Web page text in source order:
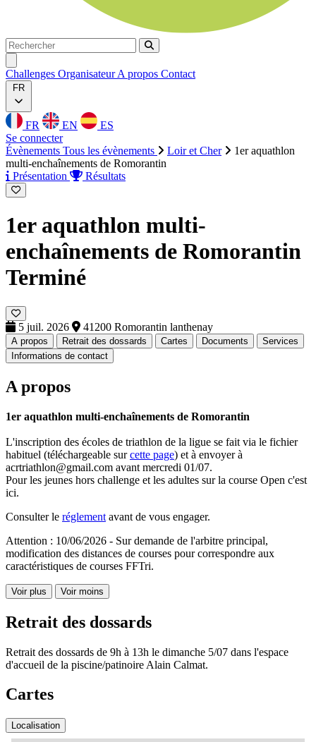
Rechercher
Rechercher
Challenges OrganisateurA propos Contact
FR
FR EN
ES
Se connecter
Évènements Tous les évènements Loir et Cher
1er aquathlon
multi-enchaînements de Romorantin
Présentation
Résultats
1er aquathlon multi-
enchaînements de Romorantin
Terminé
5 juil. 2026 41200 Romorantin lanthenay
A propos Retrait des dossards Cartes Documents
Services
Informations de contact
A propos
1er aquathlon multi-enchaînements de Romorantin
L'inscription des écoles de triathlon de la ligue se fait via le fichier
habituel (téléchargeable surcette page) et à envoyer à
acrtriathlon@gmail.com avant mercredi 01/07.
Pour les jeunes hors challenge et les adultes sur la course Open c'est
ici.
Consulter le réglement avant de vous engager.
Attention : 10/06/2026 - Sur demande de l'arbitre principal,
modification des distances de courses pour correspondre aux
caractéristiques de courses FFTri.
Voir plus Voir moins
Retrait des dossards
Retrait des dossards de 9h à 13h le dimanche 5/07 dans l'espace
d'accueil de la piscine/patinoire Alain Calmat.
Cartes
Localisation